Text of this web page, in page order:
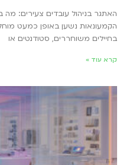
האתגר בניהול עובדים צעירים:
הקמעונאות נשען באופן כמעט
בחיילים משוחררים, סטודנטים או
קרא עוד »